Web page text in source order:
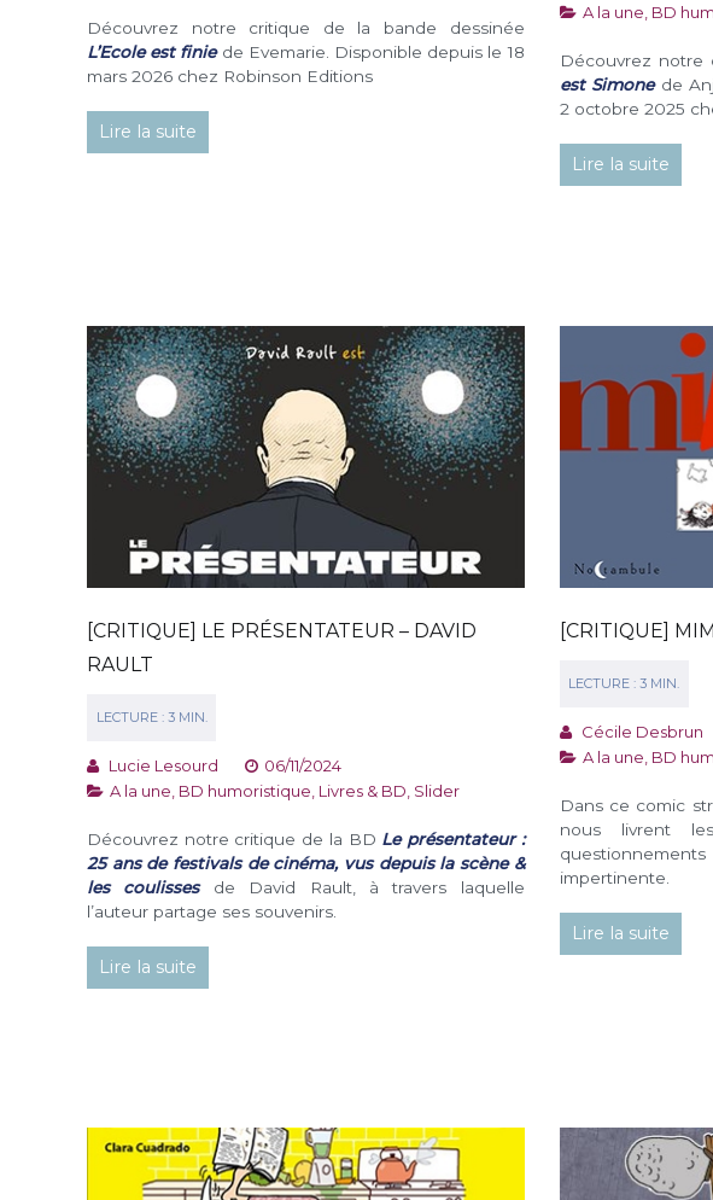
Découvrez notre critique de la bande dessinée
L’Ecole est finiede Evemarie. Disponible depuis le 18
mars 2026 chez Robinson Editions
Lire la suite
A la une BD
Découvrez notre
est Simonede
2 octobre 2025
Lire la suite
[CRITIQUE] LE PRÉSENTATEUR – DAVID
RAULT
Lucie Lesourd
06/11/2024
A la une BD humoristique Livres & BD Slider
Découvrez notre critique de la BD Le présentateur :
25 ans de festivals de cinéma, vus depuis la scène &
les coulisses
de David Rault, à travers laquelle
l’auteur partage ses souvenirs.
Lire la suite
[CRITIQUE]
Cécile Desbrun
A la une BD
Dans ce comic
nous livrent
impertinente.
Lire la suite